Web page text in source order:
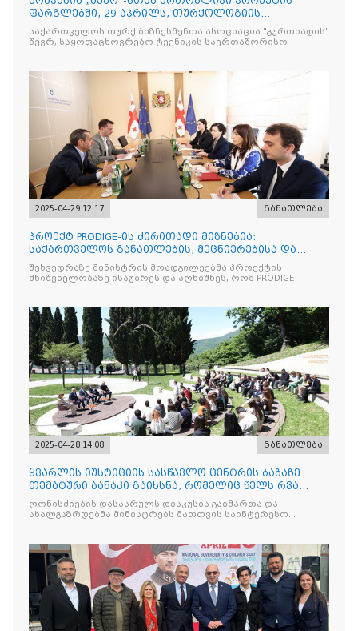
ფარგლებში, 29 აპრილს, თურქოლოგიის
მიმართულებისა და თბილისის
საქართველოს თურქ ბიზნესმენთა ასოციაცია "გურთიადის"
წევრ, საყოფაცხოვრებო ტექნიკის საერთაშორისო
2025-04-29 12:17 განათლება
პროექტ PRODIGE-ის ძირითადი მიზნებია:
საქართველოს განათლების, მეცნიერებისა და
ახალგაზრდობის სამინისტრ
შეხვედრაზე მინისტრის მოადგილეებმა პროექტის
მნიშვნელობაზე ისაუბრეს და აღნიშნეს, რომ PRODIGE
2025-04-28 14:08 განათლება
ყვარლის იუსტიციის სასწავლო ცენტრის ბაზაზე
თემატური ბანაკი გაიხსნა, რომელიც წელს რვა
ნაკადად ჩატარდებ
ღონისძიების დასასრულს დისკუსია გაიმართა და
ახალგაზრდებმა მინისტრებს მათთვის საინტერესო